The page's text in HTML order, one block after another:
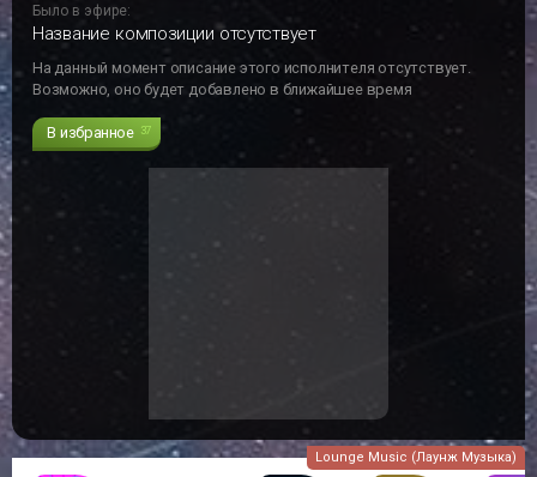
Было в эфире:
Название композиции отсутствует
На данный момент описание этого исполнителя отсутствует.
Возможно, оно будет добавлено в ближайшее время
В избранное 37
Lounge Music (Лаунж Музыка)